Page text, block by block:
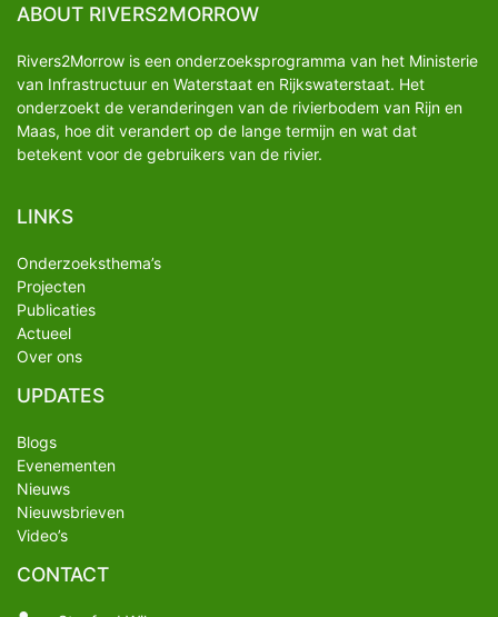
ABOUT RIVERS2MORROW
Rivers2Morrow is een onderzoeksprogramma van het Ministerie
van Infrastructuur en Waterstaat en Rijkswaterstaat. Het
onderzoekt de veranderingen van de rivierbodem van Rijn en
Maas, hoe dit verandert op de lange termijn en wat dat
betekent voor de gebruikers van de rivier.
LINKS
Onderzoeksthema’s
Projecten
Publicaties
Actueel
Over ons
UPDATES
Blogs
Evenementen
Nieuws
Nieuwsbrieven
Video’s
CONTACT